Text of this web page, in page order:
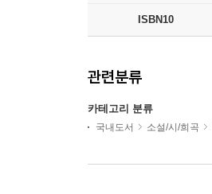
ISBN10
관련분류
카테고리 분류
국내도서 소설/시/희곡